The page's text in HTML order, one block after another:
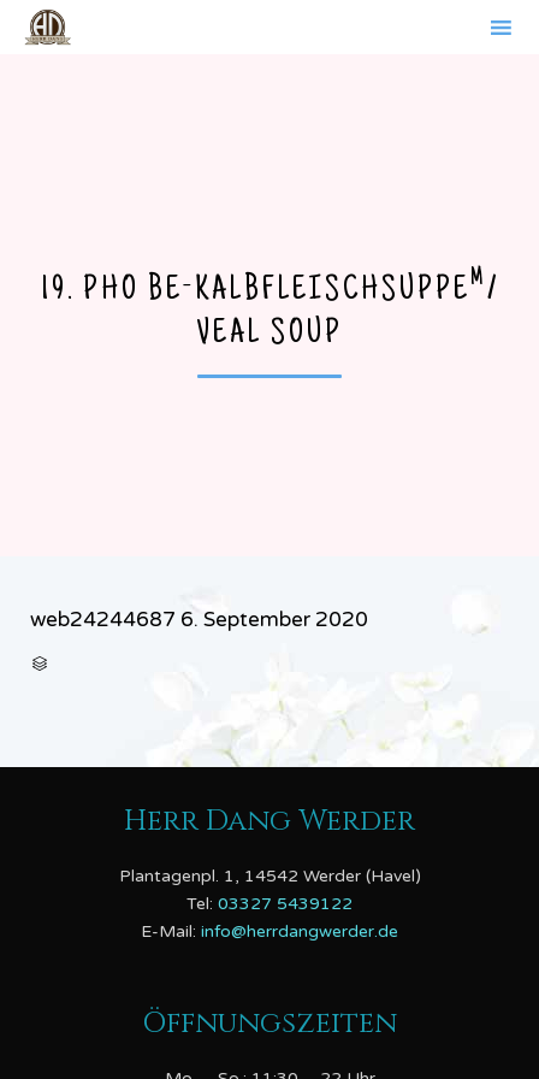
19. PHO BE-KALBFLEISCHSUPPEM/
VEAL SOUP
web24244687 6. September 2020

Herr Dang Werder
Plantagenpl. 1, 14542 Werder (Havel)
Tel: 03327 5439122
E-Mail: info@herrdangwerder.de
Öffnungszeiten